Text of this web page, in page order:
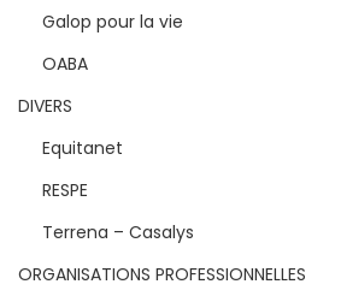
Galop pour la vie
OABA
DIVERS
Equitanet
RESPE
Terrena – Casalys
ORGANISATIONS PROFESSIONNELLES